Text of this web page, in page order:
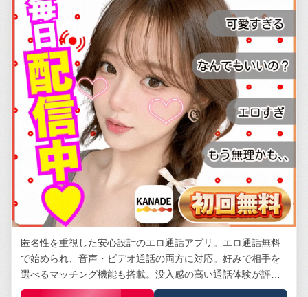
匿名性を重視した安心設計のエロ通話アプリ。エロ通話無料
で始められ、音声・ビデオ通話の両方に対応。好みで相手を
選べるマッチング機能も搭載。没入感の高い通話体験が評
判。